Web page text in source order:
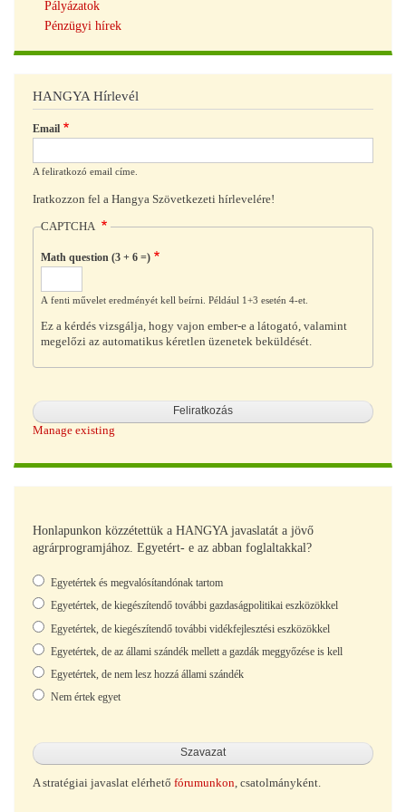
Pályázatok
Pénzügyi hírek
HANGYA Hírlevél
Email
A feliratkozó email címe.
Iratkozzon fel a Hangya Szövetkezeti hírlevelére!
CAPTCHA
Math question (3 + 6 =)
A fenti művelet eredményét kell beírni. Például 1+3 esetén 4-et.
Ez a kérdés vizsgálja, hogy vajon ember-e a látogató, valamint
megelőzi az automatikus kéretlen üzenetek beküldését.
Manage existing
Honlapunkon közzétettük a HANGYA javaslatát a jövő
agrárprogramjához. Egyetért- e az abban foglaltakkal?
Választások
Egyetértek és megvalósítandónak tartom
Egyetértek, de kiegészítendő további gazdaságpolitikai eszközökkel
Egyetértek, de kiegészítendő további vidékfejlesztési eszközökkel
Egyetértek, de az állami szándék mellett a gazdák meggyőzése is kell
Egyetértek, de nem lesz hozzá állami szándék
Nem értek egyet
A stratégiai javaslat elérhető fórumunkon, csatolmányként.